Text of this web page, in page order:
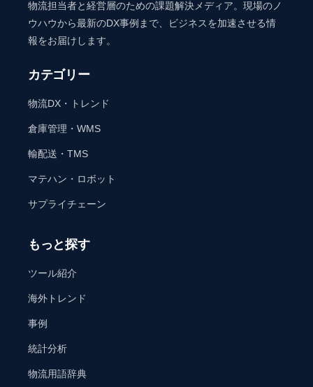
物流担当者と経営層のための課題解決メディア。現場のノ
ウハウから最新のDX事例まで、ビジネスを加速させる情
報をお届けします。
カテゴリー
物流DX・トレンド
倉庫管理・WMS
輸配送・TMS
マテハン・ロボット
サプライチェーン
もっと探す
ツール紹介
海外トレンド
事例
統計分析
物流用語辞典